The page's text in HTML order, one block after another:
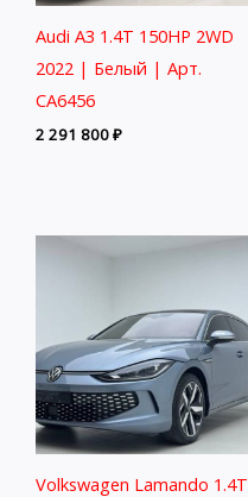
Audi A3 1.4T 150HP 2WD
2022 | Белый | Арт.
CA6456
2 291 800₽
Volkswagen Lamando 1.4T